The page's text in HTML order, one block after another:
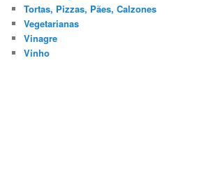
Tortas, Pizzas, Pães, Calzones
Vegetarianas
Vinagre
Vinho